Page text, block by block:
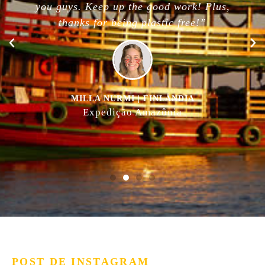
you guys. Keep up the good work! Plus,
thanks for being plastic free!”
MILLA NURMI | FINLÂNDIA
Expedição Amazônia
POST DE INSTAGRAM